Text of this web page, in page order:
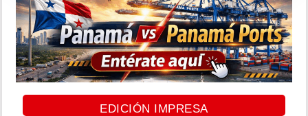
EDICIÓN IMPRESA